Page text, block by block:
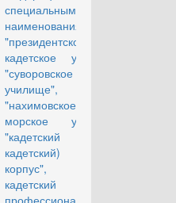
специальными
наименованиями
"президентское
кадетское училище",
"суворовское военное
училище",
"нахимовское военно-
морское училище",
"кадетский (морской
кадетский) военный
корпус", "казачий
кадетский корпус",
профессиональной